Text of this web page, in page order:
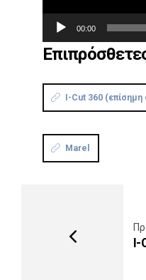
00:00
I-Cut 360 (επίσημη
Marel
I-